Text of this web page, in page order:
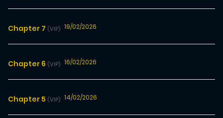
Chapter 7 (VIP) 19/02/2026
Chapter 6 (VIP) 16/02/2026
Chapter 5 (VIP) 14/02/2026